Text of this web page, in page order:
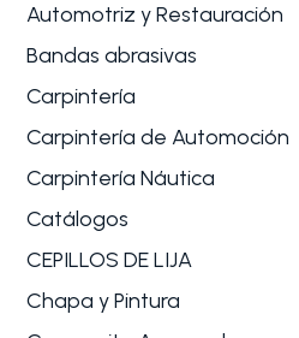
Automotriz y Restauración
Bandas abrasivas
Carpintería
Carpintería de Automoción
Carpintería Náutica
Catálogos
CEPILLOS DE LIJA
Chapa y Pintura